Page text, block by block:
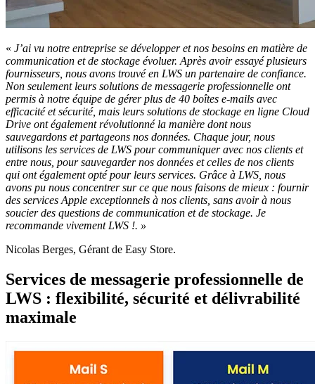
« J’ai vu notre entreprise se développer et nos besoins en matière de
communication et de stockage évoluer. Après avoir essayé plusieurs
fournisseurs, nous avons trouvé en LWS un partenaire de confiance.
Non seulement leurs solutions de messagerie professionnelle ont
permis à notre équipe de gérer plus de 40 boîtes e-mails avec
efficacité et sécurité, mais leurs solutions de stockage en ligne Cloud
Drive ont également révolutionné la manière dont nous
sauvegardons et partageons nos données. Chaque jour, nous
utilisons les services de LWS pour communiquer avec nos clients et
entre nous, pour sauvegarder nos données et celles de nos clients
qui ont également opté pour leurs services. Grâce à LWS, nous
avons pu nous concentrer sur ce que nous faisons de mieux : fournir
des services Apple exceptionnels à nos clients, sans avoir à nous
soucier des questions de communication et de stockage. Je
recommande vivement LWS !. »
Nicolas Berges, Gérant de Easy Store.
Services de messagerie professionnelle de
LWS : flexibilité, sécurité et délivrabilité
maximale